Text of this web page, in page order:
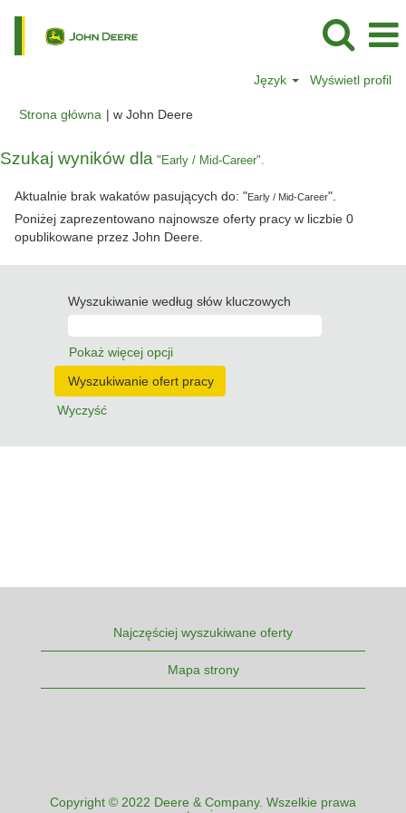
Język Wyświetl profil
Strona główna | w John Deere(bieżąca
Szukaj wyników dla "Early / Mid-Career".
Aktualnie brak wakatów pasujących do: "Early / Mid-Career".
Poniżej zaprezentowano najnowsze oferty pracy w liczbie 0
opublikowane przez John Deere.
Wyszukiwanie według słów kluczowych
Pokaż więcej opcji
Wyczyść
Najczęściej wyszukiwane oferty
Mapa strony
Copyright © 2022 Deere & Company. Wszelkie prawa